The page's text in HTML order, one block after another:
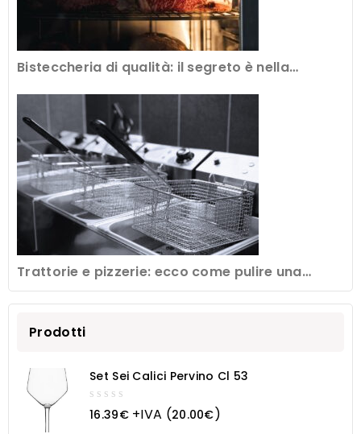
Bisteccheria di qualità: il segreto è nella
Trattorie e pizzerie: ecco come pulire una
friggitrice professionale
Prodotti
Set Sei Calici Pervino Cl 53
out
16.39€+IVA (20.00€)